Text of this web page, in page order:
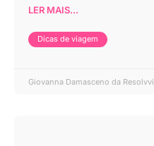
LER MAIS...
Dicas de viagem
Giovanna Damasceno da Resolvvi